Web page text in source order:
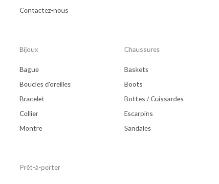
Contactez-nous
Bijoux
Bague
Boucles d'oreilles
Bracelet
Collier
Montre
Chaussures
Baskets
Boots
Bottes / Cuissardes
Escarpins
Sandales
Prêt-à-porter